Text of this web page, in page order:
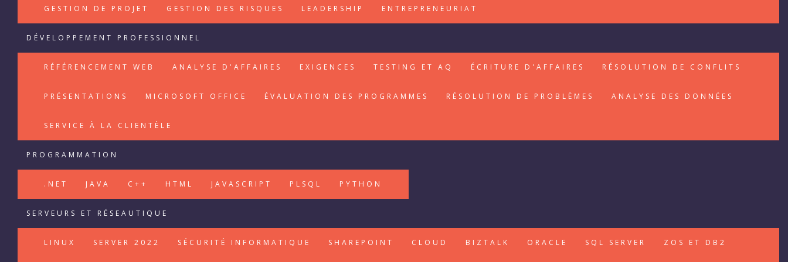
GESTION DE PROJET GESTION DES RISQUES LEADERSHIP ENTREPRENEURIAT
DÉVELOPPEMENT PROFESSIONNEL
RÉFÉRENCEMENT WEB ANALYSE D'AFFAIRES EXIGENCES TESTING ET AQ ÉCRITURE D'AFFAIRES RÉSOLUTION DE CONFLITS
PRÉSENTATIONS MICROSOFT OFFICE ÉVALUATION DES PROGRAMMES RÉSOLUTION DE PROBLÈMES ANALYSE DES DONNÉES
SERVICE À LA CLIENTÈLE
PROGRAMMATION
.NET JAVA C++ HTML JAVASCRIPT PLSQL PYTHON
SERVEURS ET RÉSEAUTIQUE
LINUX SERVER 2022 SÉCURITÉ INFORMATIQUE SHAREPOINT CLOUD BIZTALK ORACLE SQL SERVER ZOS ET DB2